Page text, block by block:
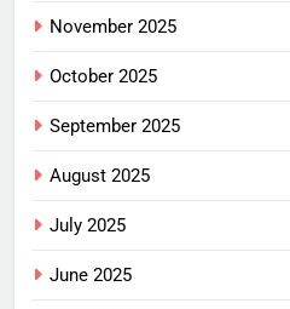
November 2025
October 2025
September 2025
August 2025
July 2025
June 2025